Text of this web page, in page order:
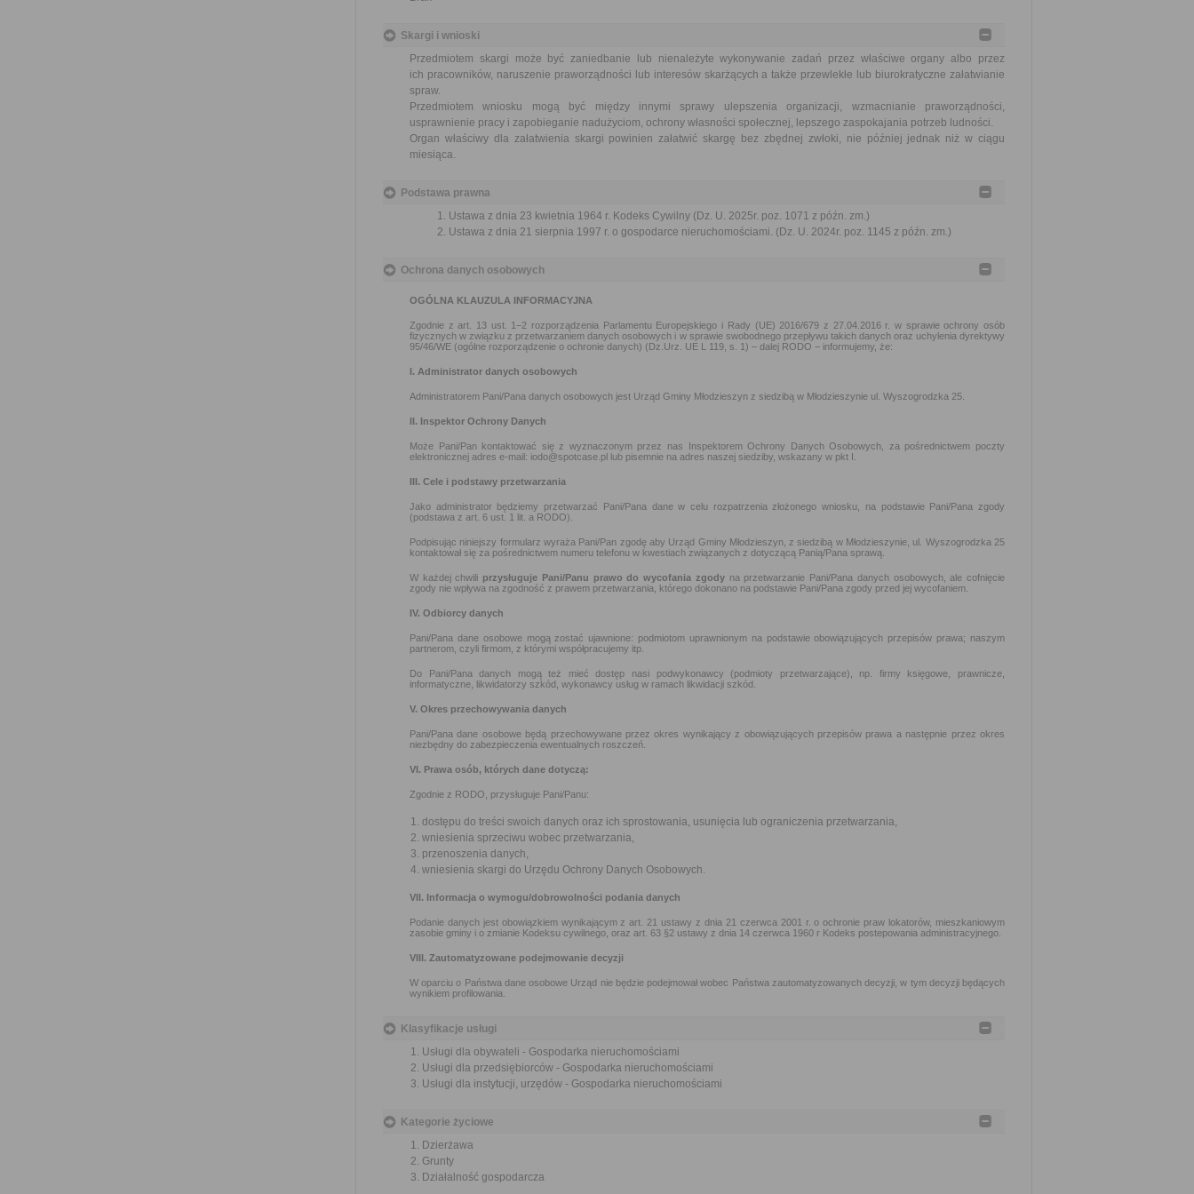
Skargi i wnioski
Przedmiotem skargi może być zaniedbanie lub nienależyte wykonywanie zadań przez właściwe organy albo przez
ich pracowników, naruszenie praworządności lub interesów skarżących a także przewlekłe lub biurokratyczne załatwianie
spraw.
Przedmiotem wniosku mogą być między innymi sprawy ulepszenia organizacji, wzmacnianie praworządności,
usprawnienie pracy i zapobieganie nadużyciom, ochrony własności społecznej, lepszego zaspokajania potrzeb ludności.
Organ właściwy dla załatwienia skargi powinien załatwić skargę bez zbędnej zwłoki, nie później jednak niż w ciągu
miesiąca.
Podstawa prawna
Ustawa z dnia 23 kwietnia 1964 r. Kodeks Cywilny (Dz. U. 2025r. poz. 1071 z późn. zm.)
Ustawa z dnia 21 sierpnia 1997 r. o gospodarce nieruchomościami. (Dz. U. 2024r. poz. 1145 z późn. zm.)
Ochrona danych osobowych
OGÓLNA KLAUZULA INFORMACYJNA
Zgodnie z art. 13 ust. 1−2 rozporządzenia Parlamentu Europejskiego i Rady (UE) 2016/679 z 27.04.2016 r. w sprawie ochrony osób
fizycznych w związku z przetwarzaniem danych osobowych i w sprawie swobodnego przepływu takich danych oraz uchylenia dyrektywy
95/46/WE (ogólne rozporządzenie o ochronie danych) (Dz.Urz. UE L 119, s. 1) – dalej RODO − informujemy, że:
I. Administrator danych osobowych
Administratorem Pani/Pana danych osobowych jest Urząd Gminy Młodzieszyn z siedzibą w Młodzieszynie ul. Wyszogrodzka 25.
II. Inspektor Ochrony Danych
Może Pani/Pan kontaktować się z wyznaczonym przez nas Inspektorem Ochrony Danych Osobowych, za pośrednictwem poczty
elektronicznej adres e-mail: iodo@spotcase.pl lub pisemnie na adres naszej siedziby, wskazany w pkt I.
III. Cele i podstawy przetwarzania
Jako administrator będziemy przetwarzać Pani/Pana dane w celu rozpatrzenia złożonego wniosku, na podstawie Pani/Pana zgody
(podstawa z art. 6 ust. 1 lit. a RODO).
Podpisując niniejszy formularz wyraża Pani/Pan zgodę aby Urząd Gminy Młodzieszyn, z siedzibą w Młodzieszynie, ul. Wyszogrodzka 25
kontaktował się za pośrednictwem numeru telefonu w kwestiach związanych z dotyczącą Panią/Pana sprawą.
W każdej chwili przysługuje Pani/Panu prawo do wycofania zgodyna przetwarzanie Pani/Pana danych osobowych, ale cofnięcie
zgody nie wpływa na zgodność z prawem przetwarzania, którego dokonano na podstawie Pani/Pana zgody przed jej wycofaniem.
IV. Odbiorcy danych
Pani/Pana dane osobowe mogą zostać ujawnione: podmiotom uprawnionym na podstawie obowiązujących przepisów prawa; naszym
partnerom, czyli firmom, z którymi współpracujemy itp.
Do Pani/Pana danych mogą też mieć dostęp nasi podwykonawcy (podmioty przetwarzające), np. firmy księgowe, prawnicze,
informatyczne, likwidatorzy szkód, wykonawcy usług w ramach likwidacji szkód.
V. Okres przechowywania danych
Pani/Pana dane osobowe będą przechowywane przez okres wynikający z obowiązujących przepisów prawa a następnie przez okres
niezbędny do zabezpieczenia ewentualnych roszczeń.
VI. Prawa osób, których dane dotyczą:
Zgodnie z RODO, przysługuje Pani/Panu:
dostępu do treści swoich danych oraz ich sprostowania, usunięcia lub ograniczenia przetwarzania,
wniesienia sprzeciwu wobec przetwarzania,
przenoszenia danych,
wniesienia skargi do Urzędu Ochrony Danych Osobowych.
VII. Informacja o wymogu/dobrowolności podania danych
Podanie danych jest obowiązkiem wynikającym z art. 21 ustawy z dnia 21 czerwca 2001 r. o ochronie praw lokatorów, mieszkaniowym
zasobie gminy i o zmianie Kodeksu cywilnego, oraz art. 63 §2 ustawy z dnia 14 czerwca 1960 r Kodeks postepowania administracyjnego.
VIII. Zautomatyzowane podejmowanie decyzji
W oparciu o Państwa dane osobowe Urząd nie będzie podejmował wobec Państwa zautomatyzowanych decyzji, w tym decyzji będących
wynikiem profilowania.
Klasyfikacje usługi
Usługi dla obywateli - Gospodarka nieruchomościami
Usługi dla przedsiębiorców - Gospodarka nieruchomościami
Usługi dla instytucji, urzędów - Gospodarka nieruchomościami
Kategorie życiowe
Dzierżawa
Grunty
Działalność gospodarcza